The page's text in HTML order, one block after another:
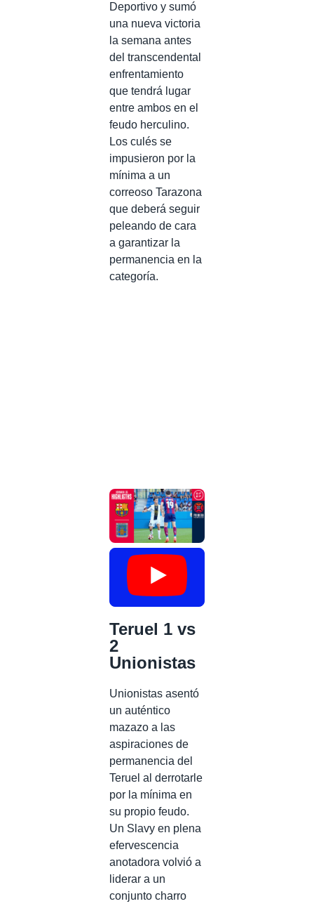
Deportivo y sumó
una nueva victoria
la semana antes
del transcendental
enfrentamiento
que tendrá lugar
entre ambos en el
feudo herculino.
Los culés se
impusieron por la
mínima a un
correoso Tarazona
que deberá seguir
peleando de cara
a garantizar la
permanencia en la
categoría.
Teruel 1 vs
2
Unionistas
Unionistas asentó
un auténtico
mazazo a las
aspiraciones de
permanencia del
Teruel al derrotarle
por la mínima en
su propio feudo.
Un Slavy en plena
efervescencia
anotadora volvió a
liderar a un
conjunto charro